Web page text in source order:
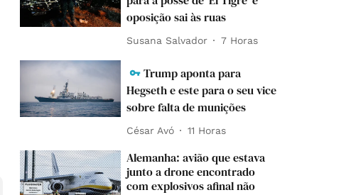
oposição sai às ruas
Susana Salvador 7 Horas
Trump aponta para
Hegseth e este para o seu vice
sobre falta de munições
César Avó 11 Horas
Alemanha: avião que estava
junto a drone encontrado
com explosivos afinal não